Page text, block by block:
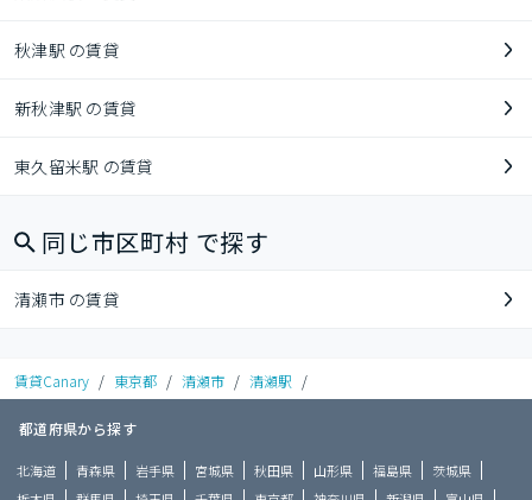
秋津駅 の賃貸
新秋津駅 の賃貸
東久留米駅 の賃貸
同じ市区町村 で探す
清瀬市 の賃貸
賃貸Canary / 東京都 / 清瀬市 / 清瀬駅 /
都道府県から探す
北海道 青森県 岩手県 宮城県 秋田県 山形県 福島県
茨城県